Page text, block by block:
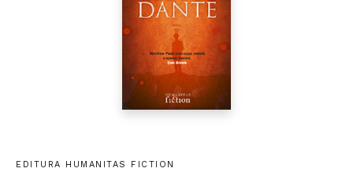
EDITURA HUMANITAS FICTION